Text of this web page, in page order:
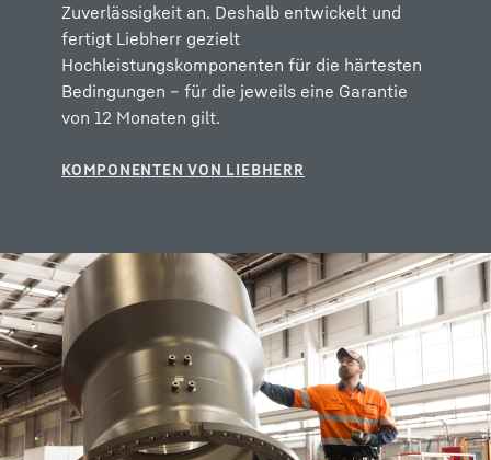
Zuverlässigkeit an. Deshalb entwickelt und
fertigt Liebherr gezielt
Hochleistungskomponenten für die härtesten
Bedingungen – für die jeweils eine Garantie
von 12 Monaten gilt.